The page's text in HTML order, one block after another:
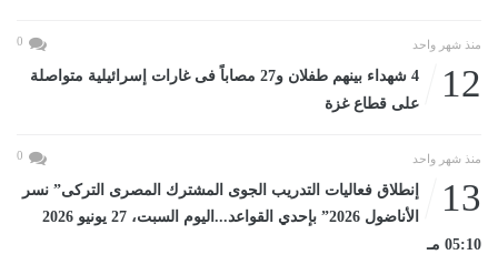
منذ شهر واحد 0
12
4 شهداء بينهم طفلان و27 مصاباً فى غارات إسرائيلية متواصلة
على قطاع غزة
منذ شهر واحد 0
13
إنطلاق فعاليات التدريب الجوى المشترك المصرى التركى” نسر
الأناضول 2026” بإحدي القواعد...اليوم السبت، 27 يونيو 2026
05:10 مـ